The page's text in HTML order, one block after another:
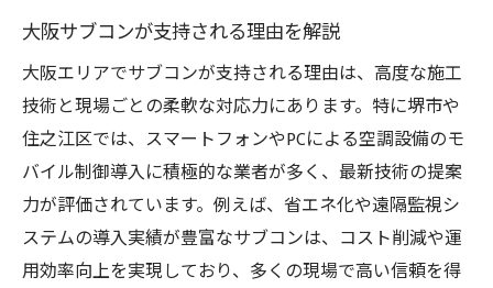
大阪サブコンが支持される理由を解説
大阪エリアでサブコンが支持される理由は、高度な施工
技術と現場ごとの柔軟な対応力にあります。特に堺市や
住之江区では、スマートフォンやPCによる空調設備のモ
バイル制御導入に積極的な業者が多く、最新技術の提案
力が評価されています。例えば、省エネ化や遠隔監視シ
ステムの導入実績が豊富なサブコンは、コスト削減や運
用効率向上を実現しており、多くの現場で高い信頼を得